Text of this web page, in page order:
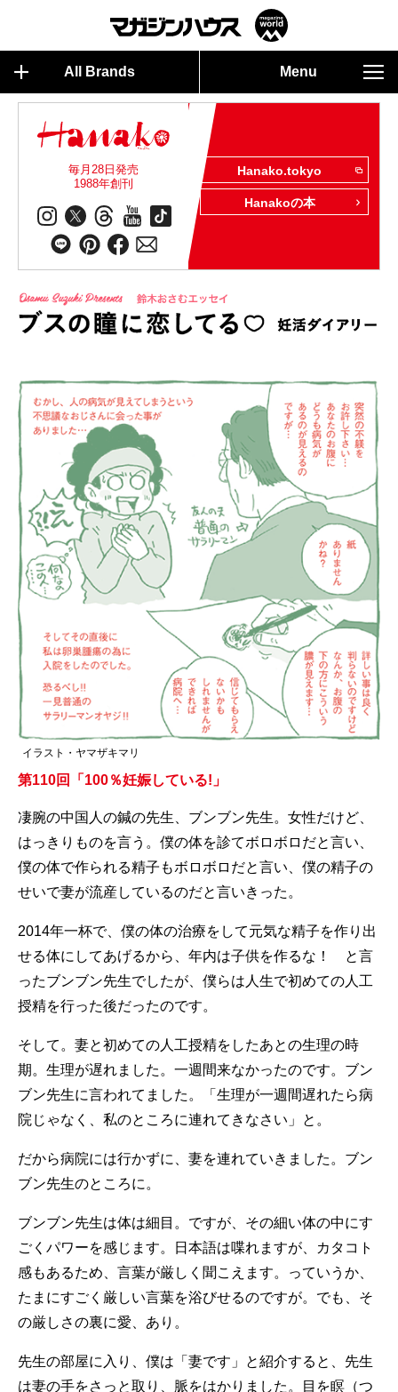
All Brands Menu
毎月28日発売
1988年創刊
Hanako.tokyo
Hanakoの本
イラスト・ヤマザキマリ
第110回「100％妊娠している!」
凄腕の中国人の鍼の先生、ブンブン先生。女性だけど、
はっきりものを言う。僕の体を診てボロボロだと言い、
僕の体で作られる精子もボロボロだと言い、僕の精子の
せいで妻が流産しているのだと言いきった。
2014年一杯で、僕の体の治療をして元気な精子を作り出
せる体にしてあげるから、年内は子供を作るな！ と言
ったブンブン先生でしたが、僕らは人生で初めての人工
授精を行った後だったのです。
そして。妻と初めての人工授精をしたあとの生理の時
期。生理が遅れました。一週間来なかったのです。ブン
ブン先生に言われてました。「生理が一週間遅れたら病
院じゃなく、私のところに連れてきなさい」と。
だから病院には行かずに、妻を連れていきました。ブン
ブン先生のところに。
ブンブン先生は体は細目。ですが、その細い体の中にす
ごくパワーを感じます。日本語は喋れますが、カタコト
感もあるため、言葉が厳しく聞こえます。っていうか、
たまにすごく厳しい言葉を浴びせるのですが。でも、そ
の厳しさの裏に愛、あり。
先生の部屋に入り、僕は「妻です」と紹介すると、先生
は妻の手をさっと取り、脈をはかりました。目を瞑（つ